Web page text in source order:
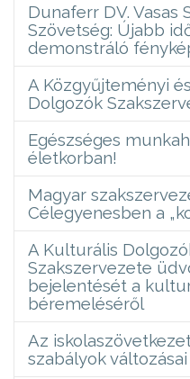
Dunaferr DV. Vasas
Szövetség: Újabb
demonstráló
A Közgyűjteményi
Dolgozók
Egészséges
életkorban!
Magyar
Célegyenesben a
A Kulturális
Szakszervezete
bejelentését a
béremeléséről
Az
szabályok változásai